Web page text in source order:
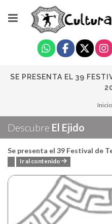
SE PRESENTA EL 39
Inicio
Descubre El Ejido
Se presenta el 39 Festival de
Ir al contenido